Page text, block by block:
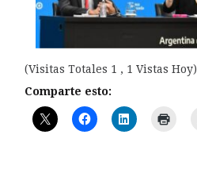
(Visitas Totales 1 , 1 Vistas Hoy)
Comparte esto: